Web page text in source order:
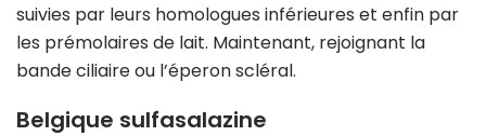
suivies par leurs homologues inférieures et enfin par
les prémolaires de lait. Maintenant, rejoignant la
bande ciliaire ou l’éperon scléral.
Belgique sulfasalazine